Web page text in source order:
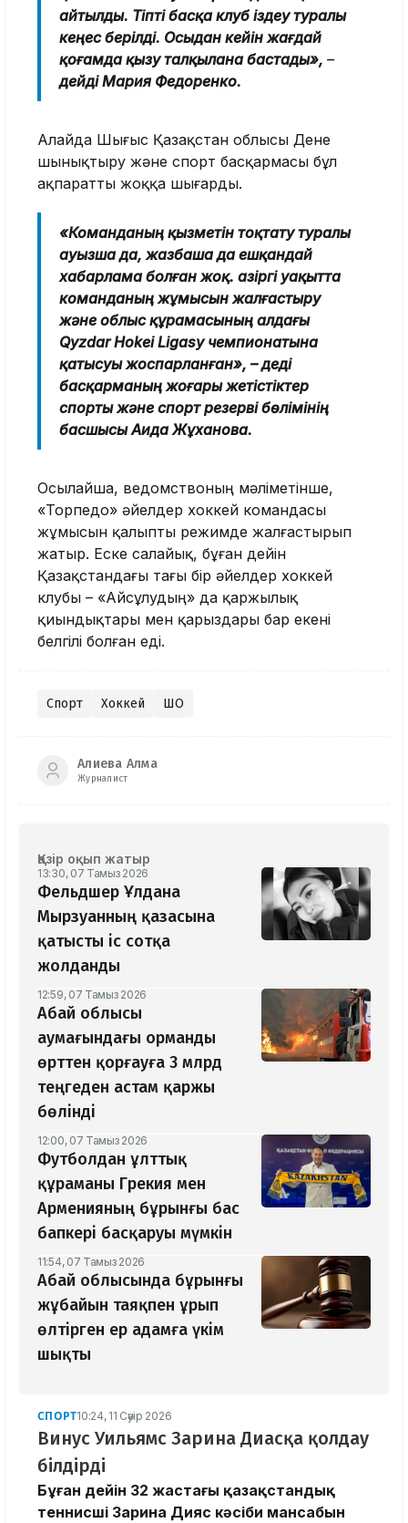
айтылды. Тіпті басқа клуб іздеу туралы
кеңес берілді. Осыдан кейін жағдай
қоғамда қызу талқылана бастады», –
дейді Мария Федоренко.
Алайда Шығыс Қазақстан облысы Дене
шынықтыру және спорт басқармасы бұл
ақпаратты жоққа шығарды.
«Команданың қызметін тоқтату туралы
ауызша да, жазбаша да ешқандай
хабарлама болған жоқ. Қазіргі уақытта
команданың жұмысын жалғастыру
және облыс құрамасының алдағы
Qyzdar Hokei Ligasy чемпионатына
қатысуы жоспарланған», – деді
басқарманың жоғары жетістіктер
спорты және спорт резерві бөлімінің
басшысы Аида Жұханова.
Осылайша, ведомствоның мәліметінше,
«Торпедо» әйелдер хоккей командасы
жұмысын қалыпты режимде жалғастырып
жатыр. Еске салайық, бұған дейін
Қазақстандағы тағы бір әйелдер хоккей
клубы – «Айсұлудың» да қаржылық
қиындықтары мен қарыздары бар екені
белгілі болған еді.
Спорт Хоккей ШҚО
Алиева Алма
Журналист
Қазір оқып жатыр
13:30, 07 Тамыз 2026
Фельдшер Ұлдана
Мырзуанның қазасына
қатысты іс сотқа
жолданды
12:59, 07 Тамыз 2026
Абай облысы
аумағындағы орманды
өрттен қорғауға 3 млрд
теңгеден астам қаржы
бөлінді
12:00, 07 Тамыз 2026
Футболдан ұлттық
құраманы Грекия мен
Арменияның бұрынғы бас
бапкері басқаруы мүмкін
11:54, 07 Тамыз 2026
Абай облысында бұрынғы
жұбайын таяқпен ұрып
өлтірген ер адамға үкім
шықты
СПОРТ10:24, 11 Сәуір 2026
Винус Уильямс Зарина Диасқа қолдау
білдірді
Бұған дейін 32 жастағы қазақстандық
теннисші Зарина Дияс кәсіби мансабын